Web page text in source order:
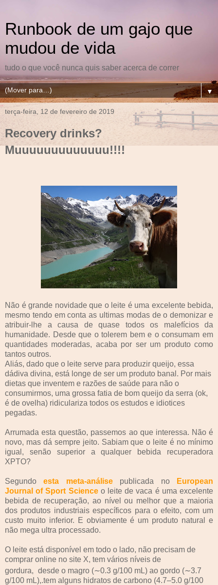
Runbook de um gajo que
mudou de vida
tudo o que você nunca quis saber acerca de correr
▼
terça-feira, 12 de fevereiro de 2019
Recovery drinks?
Muuuuuuuuuuuuu!!!!
Não é grande novidade que o leite é uma excelente bebida,
mesmo tendo em conta as ultimas modas de o demonizar e
atribuir-lhe a causa de quase todos os malefícios da
humanidade. Desde que o tolerem bem e o consumam em
quantidades moderadas, acaba por ser um produto como
tantos outros.
Aliás, dado que o leite serve para produzir queijo, essa
dádiva divina, está longe de ser um produto banal. Por mais
dietas que inventem e razões de saúde para não o
consumirmos, uma grossa fatia de bom queijo da serra (ok,
é de ovelha) ridiculariza todos os estudos e idiotices
pegadas.
Arrumada esta questão, passemos ao que interessa. Não é
novo, mas dá sempre jeito. Sabiam que o leite é no mínimo
igual, senão superior a qualquer bebida recuperadora
XPTO?
Segundoesta meta-análisepublicada no
European
Journal of Sport Scienceo leite de vaca é uma excelente
bebida de recuperação, ao nível ou melhor que a maioria
dos produtos industriais específicos para o efeito, com um
custo muito inferior. E obviamente é um produto natural e
não mega ultra processado.
O leite está disponível em todo o lado, não precisam de
comprar online no site X, tem vários níveis de
gordura, desde o magro (∼0.3 g/100 mL) ao gordo (∼3.7
g/100 mL),.tem alguns hidratos de carbono (4.7–5.0 g/100